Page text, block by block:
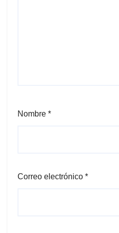
Nombre *
Correo electrónico *